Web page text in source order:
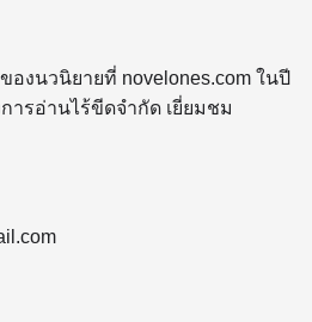
งนวนิยายที่ novelones.com ในปี
ารอ่านไร้ขีดจำกัด เยี่ยมชม